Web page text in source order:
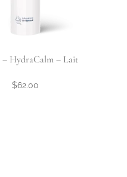
– HydraCalm – Lait
$62.00